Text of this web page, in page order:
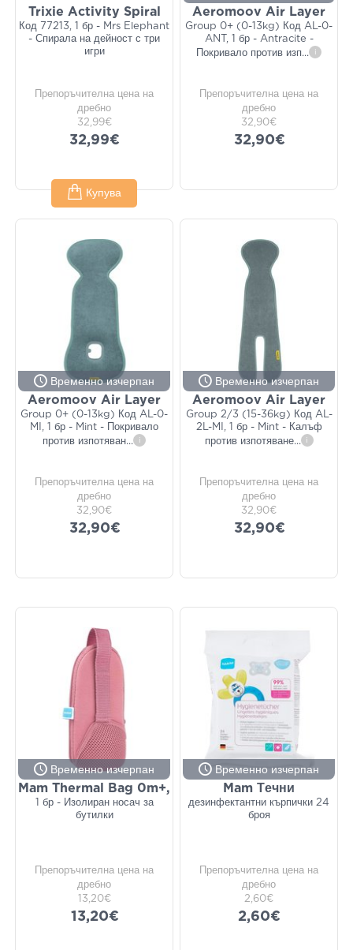
Trixie Activity Spiral
Код 77213, 1 бр - Mrs Elephant
- Спирала на дейност с три
игри
Препоръчителна цена на
дребно
32,99€
32,99€
Купува
Aeromoov Air Layer
Group 0+ (0-13kg) Код AL-0-
ANT, 1 бр - Antracite -
Покривало против изп... i
Препоръчителна цена на
дребно
32,90€
32,90€
Временно изчерпан
Aeromoov Air Layer
Group 0+ (0-13kg) Код AL-0-
MI, 1 бр - Mint - Покривало
против изпотяван... i
Препоръчителна цена на
дребно
32,90€
32,90€
Временно изчерпан
Aeromoov Air Layer
Group 2/3 (15-36kg) Код AL-
2L-MI, 1 бр - Mint - Калъф
против изпотяване... i
Препоръчителна цена на
дребно
32,90€
32,90€
Временно изчерпан
Mam Thermal Bag 0m+,
1 бр - Изолиран носач за
бутилки
Препоръчителна цена на
дребно
13,20€
13,20€
Временно изчерпан
Mam Течни
дезинфектантни кърпички 24
броя
Препоръчителна цена на
дребно
2,60€
2,60€